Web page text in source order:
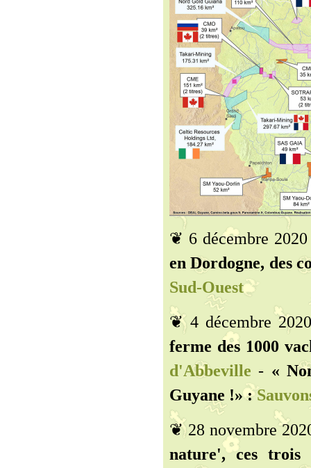
❦ 6 décembre
en Dordogne, des
Sud-Ouest
❦ 4 décembre
ferme des 1000
d'Abbeville - «
Guyane !» :
❦ 28 novembre
nature', ces